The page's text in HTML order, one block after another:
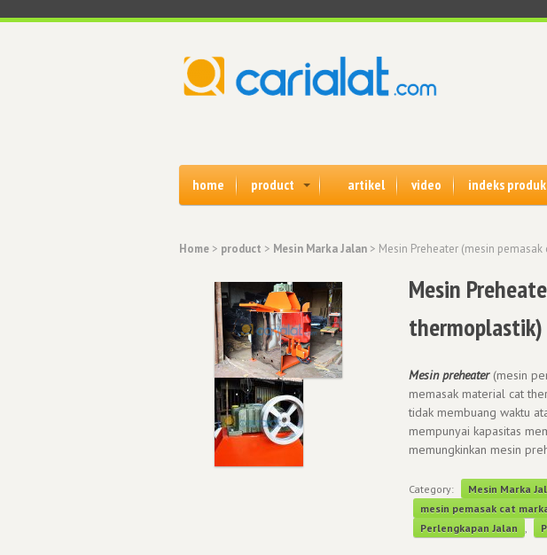
home product artikel video indeks produk
Home > product > Mesin Marka Jalan > Mesin Preheater (mesin
Mesin
thermoplastik)
Mesin preheater(mesin
memasak material cat
tidak membuang waktu
mempunyai kapasitas
memungkinkan mesin
Category: Mesin Marka
mesin pemasak cat
Perlengkapan Jalan ,